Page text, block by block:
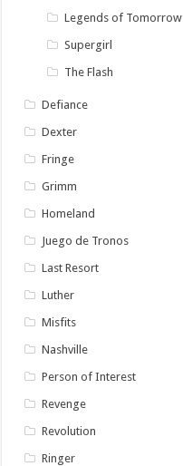
Legends of Tomorrow
Supergirl
The Flash
Defiance
Dexter
Fringe
Grimm
Homeland
Juego de Tronos
Last Resort
Luther
Misfits
Nashville
Person of Interest
Revenge
Revolution
Ringer